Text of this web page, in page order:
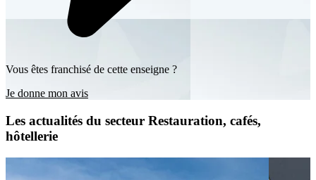
Vous êtes franchisé de cette enseigne ?
Je donne mon avis
Les actualités du secteur Restauration, cafés,
hôtellerie